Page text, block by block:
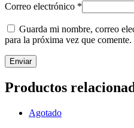
Correo electrónico *
Guarda mi nombre, correo
para la próxima vez que comente.
Productos
Agotado